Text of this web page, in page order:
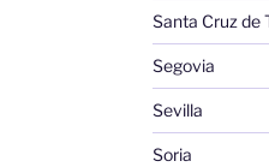
Santa Cruz de
Segovia
Sevilla
Soria